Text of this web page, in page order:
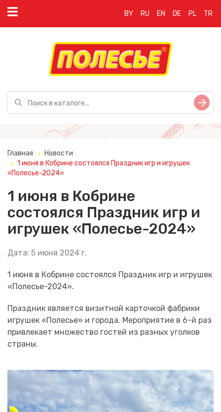
BY RU EN DE PL TR
Главная
Новости
1 июня в Кобрине состоялся Праздник игр и игрушек
«Полесье-2024»
1 июня в Кобрине
состоялся Праздник игр и
игрушек «Полесье-2024»
Дата: 5 июня 2024 г.
1 июня в Кобрине состоялся Праздник игр и игрушек
«Полесье-2024».
Праздник является визитной карточкой фабрики
игрушек «Полесье» и города. Мероприятие в 6-й раз
привлекает множество гостей из разных уголков
страны.